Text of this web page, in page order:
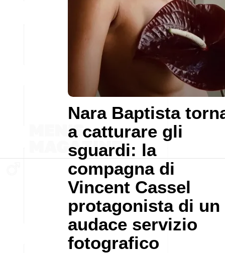
Nara Baptista
a catturare gli
sguardi: la
compagna di
Vincent Cassel
protagonista di un
audace servizio
fotografico